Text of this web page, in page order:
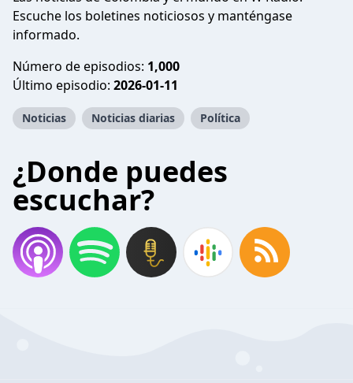
Escuche los boletines noticiosos y manténgase
informado.
Número de episodios: 1,000
Último episodio: 2026-01-11
Noticias Noticias diarias Política
¿Donde puedes
escuchar?